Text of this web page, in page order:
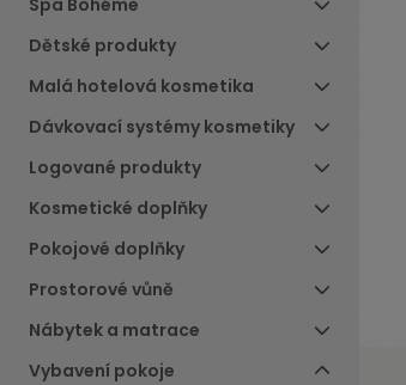
Spa Bohéme
Dětské produkty
Malá hotelová kosmetika
Dávkovací systémy kosmetiky
Logované produkty
Kosmetické doplňky
Pokojové doplňky
Prostorové vůně
Nábytek a matrace
Vybavení pokoje